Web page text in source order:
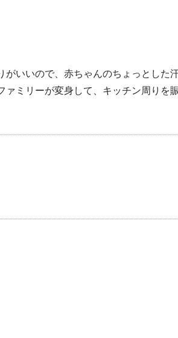
がいいので、赤ちゃんのちょっとした
ミリーが変身して、キッチン周りを